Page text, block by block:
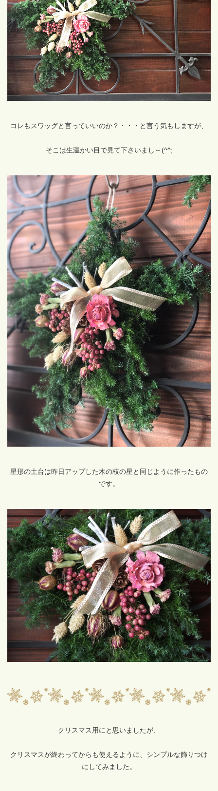
コレもスワッグと言っていいのか？・・・と言う気もしますが、
そこは生温かい目で見て下さいまし～(^^;
星形の土台は昨日アップした木の枝の星と同じように作ったもの
です。
クリスマス用にと思いましたが、
クリスマスが終わってからも使えるように、シンプルな飾りつけ
にしてみました。